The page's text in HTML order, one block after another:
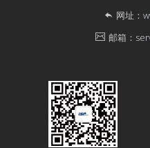
网址：
邮箱：